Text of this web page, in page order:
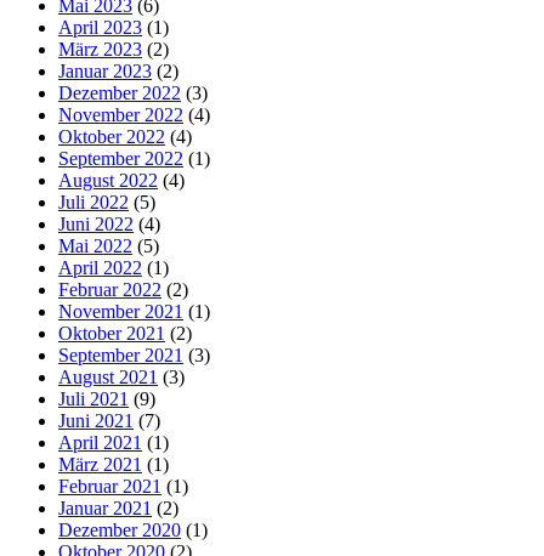
Mai 2023 (6)
April 2023 (1)
März 2023 (2)
Januar 2023 (2)
Dezember 2022 (3)
November 2022 (4)
Oktober 2022 (4)
September 2022 (1)
August 2022 (4)
Juli 2022 (5)
Juni 2022 (4)
Mai 2022 (5)
April 2022 (1)
Februar 2022 (2)
November 2021 (1)
Oktober 2021 (2)
September 2021 (3)
August 2021 (3)
Juli 2021 (9)
Juni 2021 (7)
April 2021 (1)
März 2021 (1)
Februar 2021 (1)
Januar 2021 (2)
Dezember 2020 (1)
Oktober 2020 (2)